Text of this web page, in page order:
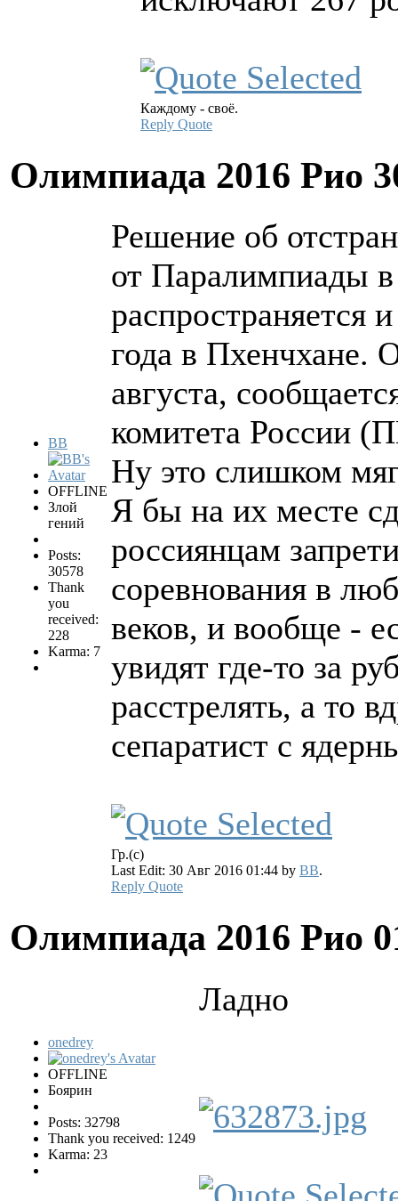
Каждому - своё.
Reply Quote
Олимпиада 2016 Рио
BB
OFFLINE
Злой
гений
Posts:
30578
Thank
you
received:
228
Karma: 7
Решение об
от Паралимпиады
распространяется
года в Пхенчхане.
августа,
комитета России
Ну это слишком
Я бы на их месте
россиянцам
соревнования в
веков, и вообще -
увидят где-то за
расстрелять, а то
сепаратист с
Гр.(с)
Last Edit: 30 Авг 2016 01:44 by BB.
Reply Quote
Олимпиада 2016 Рио
onedrey
OFFLINE
Боярин
Posts: 32798
Thank you received: 1249
Karma: 23
Ладно